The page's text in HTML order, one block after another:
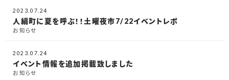
2023.07.24
人絹町に夏を呼ぶ！！土曜夜市7/22イベントレポ
お知らせ
2023.07.24
イベント情報を追加掲載致しました
お知らせ